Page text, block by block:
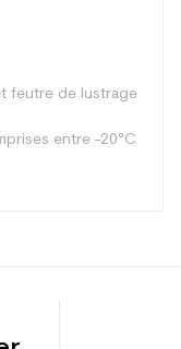
feutre de lustrage
entre -20°C